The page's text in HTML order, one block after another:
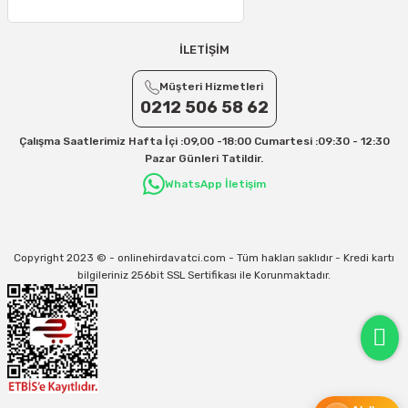
Yurtiçi Kargo için 30 Desi sonrası her +1 Desi: 13 TL
Aras Kargo için 30 Desi sonrası her +1 Desi: 17 TL
Kargo ve teslimat süreçleriyle ilgili tüm sorularınız için bizimle iletişime
31/12/2026 Tarihine Kadar Geçerlidir
İLETİŞİM
Müşteri Hizmetleri
0212 506 58 62
Çalışma Saatlerimiz Hafta İçi :09,00 -18:00 Cumartesi :09:30 - 12:30
Pazar Günleri Tatildir.
WhatsApp İletişim
Copyright 2023 © - onlinehirdavatci.com - Tüm hakları saklıdır - Kredi kartı
bilgileriniz 256bit SSL Sertifikası ile Korunmaktadır.